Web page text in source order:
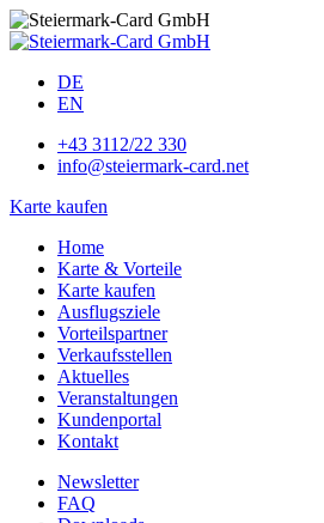
DE
EN
+43 3112/22 330
info@steiermark-card.net
Karte kaufen
Home
Karte & Vorteile
Karte kaufen
Ausflugsziele
Vorteilspartner
Verkaufsstellen
Aktuelles
Veranstaltungen
Kundenportal
Kontakt
Newsletter
FAQ